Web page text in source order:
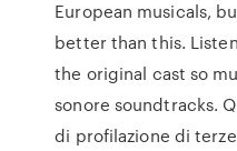
European musicals,
better than this.
the original cast so
sonore soundtracks.
di profilazione di